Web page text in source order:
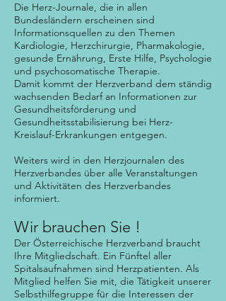
Die Herz-Journale, die in allen
Bundesländern erscheinen sind
Informationsquellen zu den Themen
Kardiologie, Herzchirurgie, Pharmakologie,
gesunde Ernährung, Erste Hilfe, Psychologie
und psychosomatische Therapie.
Damit kommt der Herzverband dem ständig
wachsenden Bedarf an Informationen zur
Gesundheitsförderung und
Gesundheitsstabilisierung bei Herz-
Kreislauf-Erkrankungen entgegen.
Weiters wird in den Herzjournalen des
Herzverbandes über alle Veranstaltungen
und Aktivitäten des Herzverbandes
informiert.
Wir brauchen Sie !
Der Österreichische Herzverband braucht
Ihre Mitgliedschaft. Ein Fünftel aller
Spitalsaufnahmen sind Herzpatienten. Als
Mitglied helfen Sie mit, die Tätigkeit unserer
Selbsthilfegruppe für die Interessen der